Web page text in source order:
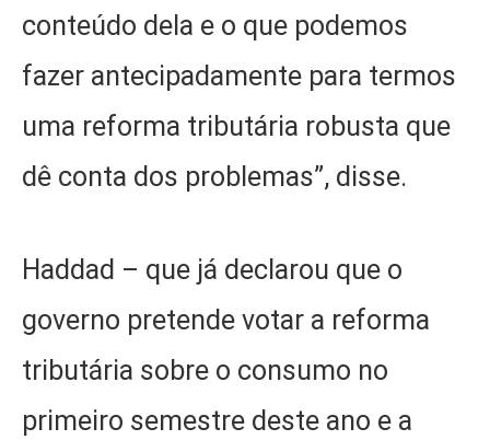
conteúdo dela e o que podemos
fazer antecipadamente para termos
uma reforma tributária robusta que
dê conta dos problemas”, disse.
Haddad – que já declarou que o
governo pretende votar a reforma
tributária sobre o consumo no
primeiro semestre deste ano e a